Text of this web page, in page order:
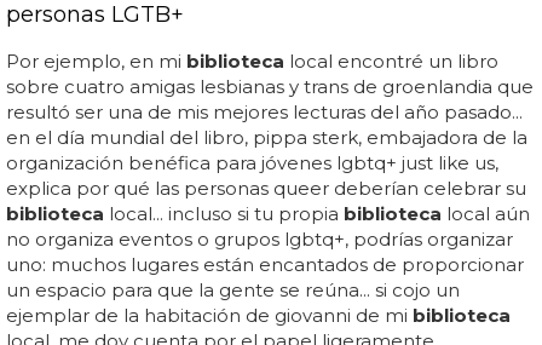
personas LGTB+
Por ejemplo, en mi biblioteca local encontré un libro
sobre cuatro amigas lesbianas y trans de groenlandia que
resultó ser una de mis mejores lecturas del año pasado...
en el día mundial del libro, pippa sterk, embajadora de la
organización benéfica para jóvenes lgbtq+ just like us,
explica por qué las personas queer deberían celebrar su
biblioteca local... incluso si tu propia biblioteca local aún
no organiza eventos o grupos lgbtq+, podrías organizar
uno: muchos lugares están encantados de proporcionar
un espacio para que la gente se reúna... si cojo un
ejemplar de la habitación de giovanni de mi biblioteca